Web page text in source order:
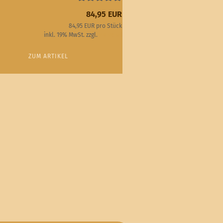
84,95 EUR
84,95 EUR pro Stück
inkl. 19% MwSt. zzgl.
ZUM ARTIKEL